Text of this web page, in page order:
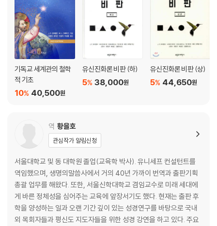
약한 과학주의는 권위만 바라보고 실제 주장은 검토하지 못하게 한다 / 약
한 과학주의를 거부해야 하는 이유 / 어떤 관점이 실재를 더 잘 인식하는
가?
논리와 수학 / 우리 개인의 의식 상태 / 도덕 지식 / 결론
의식이란 무엇인가 / 속성 이원론과 의식의 비물질적 본성에 대한 설명 /
심리 상태가 물리적인 것이 아닌 다섯 가지 이유 / 신경 과학의 침입 / 결론
9장 과학주의와 제일 철학
제일 철학과 맞서는 전쟁 / 제일 철학을 버렸을 때 일어난 일 / 제일 철학이
거부당한 이유 / 토대주의(정초주의 또는 기본주의) / 데카르트식 토대주
기독교 세계관의 철학
적 기초
40,500원
10%
유신진화론 비판 (하)
38,000원
5%
유신진화론 비판 (상)
44,650원
5%
역 황을호
관심작가 알림신청
서울대학교 및 동 대학원 졸업(교육학 박사). 유니세프 컨설턴트를
역임했으며, 생명의말씀사에서 거의 40년 가까이 번역과 출판기획
총괄 업무를 해왔다. 또한, 서울신학대학교 겸임교수로 미래 세대에
게 바른 정체성을 심어주는 교육에 앞장서기도 했다. 현재는 출판 후
학을 양성하는 일과 오랜 기간 깊이 있는 성경연구를 바탕으로 국내
외 목회자들과 평신도 지도자들을 위한 성경 강연을 하고 있다. 주요